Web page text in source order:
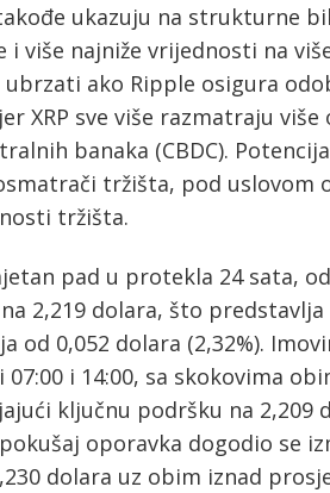
ukazuju na strukturne
i više najniže vrijednosti na
ako Ripple osigura
XRP sve više razmatraju
banaka (CBDC).
tržišta, pod uslovom
tržišta.
pad u protekla 24 sata,
2,219 dolara, što predstavlja
od 0,052 dolara (2,32%).
i 14:00, sa skokovima
ključnu podršku na 2,209
oporavka dogodio se
dolara uz obim iznad